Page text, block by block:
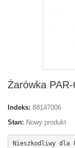
Żarówka
Indeks: 88147006
Stan: Nowy produkt
Nieszkodliwy